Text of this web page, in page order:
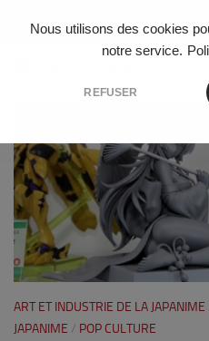
Nous utilisons des cookies
notre service.
REFUSER
Skip to content
ART ET INDUSTRIE DE LA JAPANIME
JAPANIME / POP CULTURE